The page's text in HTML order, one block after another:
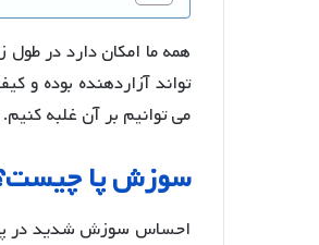
همه ما امکان دارد در
تواند آزاردهنده بوده و
می توانیم بر آن غلبه کنیم.
سوزش پا
احساس سوزش شدید در پا